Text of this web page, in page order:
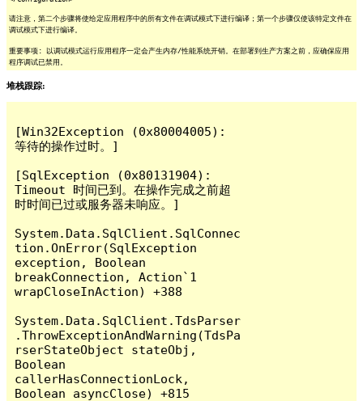
请注意，第二个步骤将使给定应用程序中的所有文件在调试模式下进行编译；第一个步骤仅使该特定文件在
调试模式下进行编译。
重要事项: 以调试模式运行应用程序一定会产生内存/性能系统开销。在部署到生产方案之前，应确保应用
程序调试已禁用。
堆栈跟踪:
[Win32Exception (0x80004005):
等待的操作过时。]
[SqlException (0x80131904):
Timeout 时间已到。在操作完成之前超
时时间已过或服务器未响应。]
System.Data.SqlClient.SqlConnec
tion.OnError(SqlException
exception, Boolean
breakConnection, Action`1
wrapCloseInAction) +388
System.Data.SqlClient.TdsParser
.ThrowExceptionAndWarning(TdsPa
rserStateObject stateObj,
Boolean
callerHasConnectionLock,
Boolean asyncClose) +815